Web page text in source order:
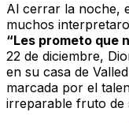
Al cerrar la noche,
muchos
“Les prometo que
22 de diciembre,
en su casa de
marcada por el
irreparable fruto de